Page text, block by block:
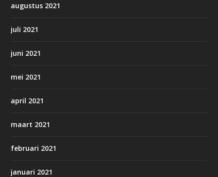
augustus 2021
juli 2021
juni 2021
mei 2021
april 2021
maart 2021
februari 2021
januari 2021